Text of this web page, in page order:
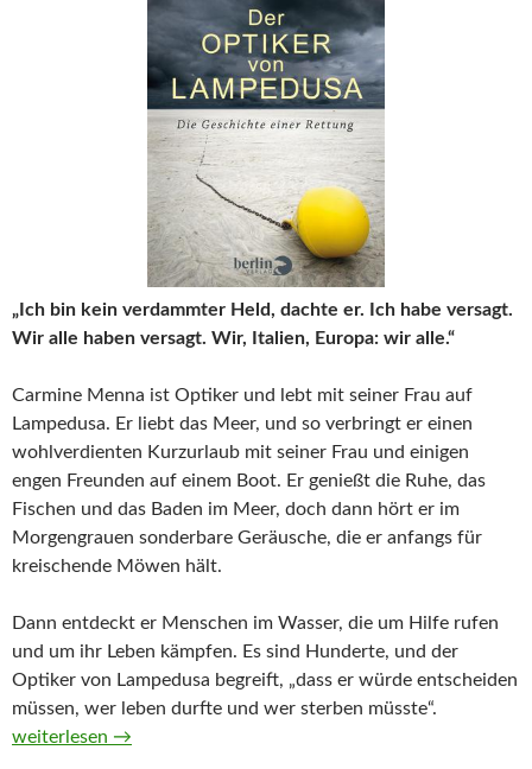
„Ich bin kein verdammter Held, dachte er. Ich habe versagt.
Wir alle haben versagt. Wir, Italien, Europa: wir alle.“
Carmine Menna ist Optiker und lebt mit seiner Frau auf
Lampedusa. Er liebt das Meer, und so verbringt er einen
wohlverdienten Kurzurlaub mit seiner Frau und einigen
engen Freunden auf einem Boot. Er genießt die Ruhe, das
Fischen und das Baden im Meer, doch dann hört er im
Morgengrauen sonderbare Geräusche, die er anfangs für
kreischende Möwen hält.
Dann entdeckt er Menschen im Wasser, die um Hilfe rufen
und um ihr Leben kämpfen. Es sind Hunderte, und der
Optiker von Lampedusa begreift, „dass er würde entscheiden
müssen, wer leben durfte und wer sterben müsste“.
Der Optiker von Lampedusa von Emma Jane Kirby
weiterlesen →